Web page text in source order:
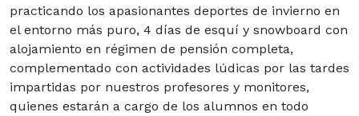
practicando los apasionantes deportes de invierno en
el entorno más puro, 4 días de esquí y snowboard con
alojamiento en régimen de pensión completa,
complementado con actividades lúdicas por las tardes
impartidas por nuestros profesores y monitores,
quienes estarán a cargo de los alumnos en todo